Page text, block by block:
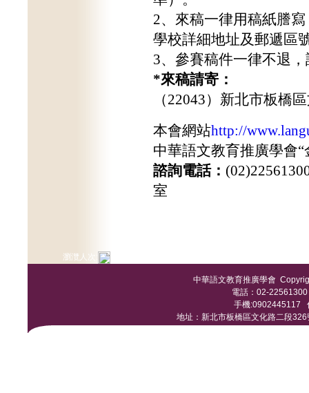
2、來稿一律用稿紙謄
學校詳細地址及郵遞區
3、參賽稿件一律不退
*來稿請寄：
（22043）新北市板橋
本會網站http://
中華語文教育推廣學會
諮詢電話：
室
瀏灠人次:
中華語文教育推廣學會
電話：02-
手機:0902445117
地址：新北市板橋區文化路二段